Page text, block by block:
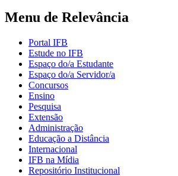
Menu de Relevância
Portal IFB
Estude no IFB
Espaço do/a Estudante
Espaço do/a Servidor/a
Concursos
Ensino
Pesquisa
Extensão
Administração
Educação a Distância
Internacional
IFB na Mídia
Repositório Institucional